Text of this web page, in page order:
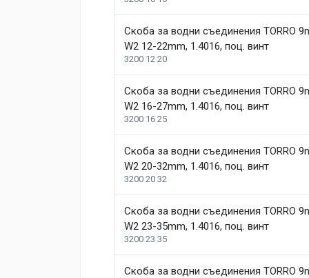
99 mm
208 mm
Duis ac lectus scelerisque quam blandit
Review Stars Your Name
Your Review
Скоба за водни съединения TORRО
W2 12-22mm, 1.4016, поц. винт
3200 12 20
Скоба за водни съединения TORRО
W2 16-27mm, 1.4016, поц. винт
3200 16 25
Скоба за водни съединения TORRО
W2 20-32mm, 1.4016, поц. винт
3200 20 32
Скоба за водни съединения TORRО
W2 23-35mm, 1.4016, поц. винт
3200 23 35
Скоба за водни съединения TORRО